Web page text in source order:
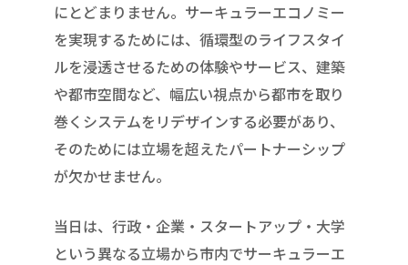
にとどまりません。サーキュラーエコノミー
を実現するためには、循環型のライフスタイ
ルを浸透させるための体験やサービス、建築
や都市空間など、幅広い視点から都市を取り
巻くシステムをリデザインする必要があり、
そのためには立場を超えたパートナーシップ
が欠かせません。
当日は、行政・企業・スタートアップ・大学
という異なる立場から市内でサーキュラーエ